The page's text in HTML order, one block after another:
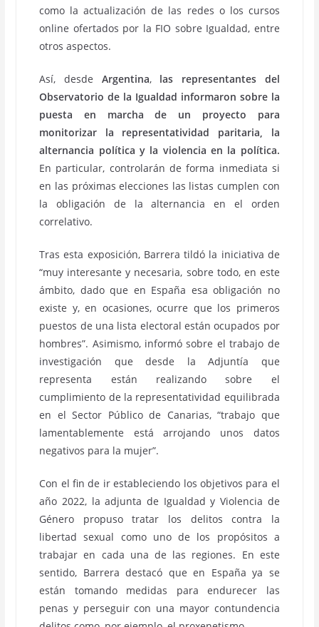
como la actualización de las redes o los cursos
online ofertados por la FIO sobre Igualdad, entre
otros aspectos.
Así, desde Argentina, las representantes del
Observatorio de la Igualdad informaron sobre la
puesta en marcha de un proyecto para
monitorizar la representatividad paritaria, la
alternancia política y la violencia en la política.
En particular, controlarán de forma inmediata si
en las próximas elecciones las listas cumplen con
la obligación de la alternancia en el orden
correlativo.
Tras esta exposición, Barrera tildó la iniciativa de
“muy interesante y necesaria, sobre todo, en este
ámbito, dado que en España esa obligación no
existe y, en ocasiones, ocurre que los primeros
puestos de una lista electoral están ocupados por
hombres”. Asimismo, informó sobre el trabajo de
investigación que desde la Adjuntía que
representa están realizando sobre el
cumplimiento de la representatividad equilibrada
en el Sector Público de Canarias, “trabajo que
lamentablemente está arrojando unos datos
negativos para la mujer”.
Con el fin de ir estableciendo los objetivos para el
año 2022, la adjunta de Igualdad y Violencia de
Género propuso tratar los delitos contra la
libertad sexual como uno de los propósitos a
trabajar en cada una de las regiones. En este
sentido, Barrera destacó que en España ya se
están tomando medidas para endurecer las
penas y perseguir con una mayor contundencia